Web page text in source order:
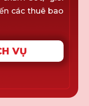
các thuê bao
VỤ